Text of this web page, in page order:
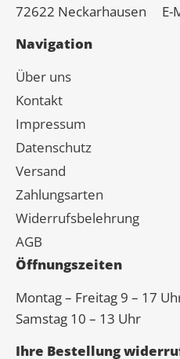
72622 Neckarhausen
E-
Navigation
Über uns
Kontakt
Impressum
Datenschutz
Versand
Zahlungsarten
Widerrufsbelehrung
AGB
Öffnungszeiten
Montag – Freitag 9 – 17
Samstag 10 – 13 Uhr
Ihre Bestellung